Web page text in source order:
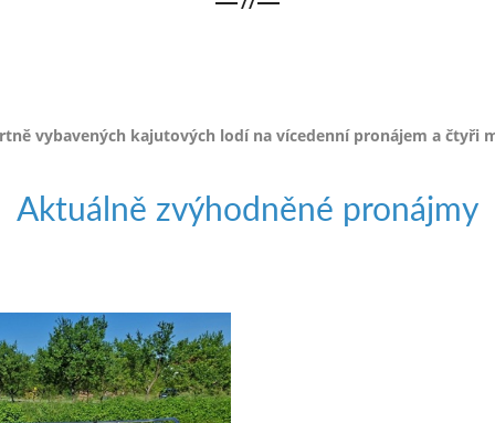
vybavených kajutových lodí na vícedenní pronájem a čtyři
Aktuálně zvýhodněné pronájmy